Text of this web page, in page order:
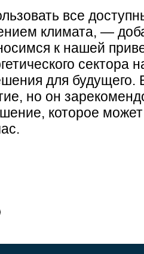
все
климата, —
к нашей
сектора
для будущего.
но он
которое